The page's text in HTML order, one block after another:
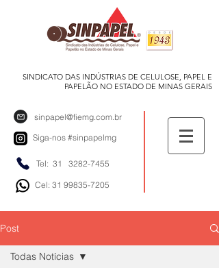
SINDICATO DAS INDÚSTRIAS DE CELULOSE, PAPEL E
PAPELÃO NO ESTADO DE MINAS GERAIS
sinpapel@fiemg.com.br
Siga-nos #sinpapelmg
Tel: 31 3282-7455
Cel: 31 99835-7205
Post
Todas Notícias